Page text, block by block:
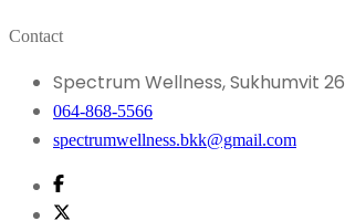
Contact
Spectrum Wellness, Sukhumvit 26
064-868-5566
spectrumwellness.bkk@gmail.com